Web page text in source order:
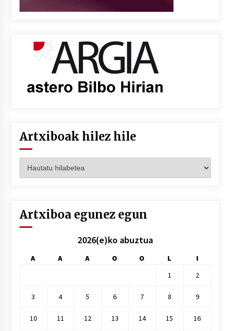
Artxiboak hilez hile
hilez
Artxiboa egunez egun
2026(e)ko abuztua
A A A O O L
I
1
2
3 4 5 6 7 8 9
10 11 12 13 14 15 16